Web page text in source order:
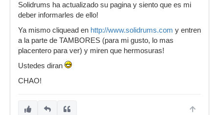
Solidrums ha actualizado su pagina y siento que es mi
deber informarles de ello!
Ya mismo cliquead en http://www.solidrums.com y entren
a la parte de TAMBORES (para mi gusto, lo mas
placentero para ver) y miren que hermosuras!
Ustedes diran
CHAO!